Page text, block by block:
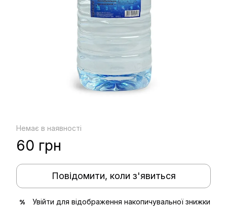
Немає в наявності
60 грн
Повідомити, коли з'явиться
% Увійти для відображення накопичувальної знижки